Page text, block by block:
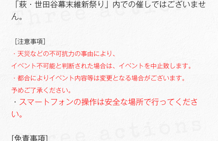
「萩・世田谷幕末維新祭り」内での催しではございませ
ん。
［注意事項］
・天災などの不可抗力の事由により、
イベント不可能と判断された場合は、イベントを中止致します。
・都合によりイベント内容等は変更となる場合がございます。
予めご了承ください。
・ スマートフォンの操作は安全な場所で行ってくださ
い。
[免責事項]